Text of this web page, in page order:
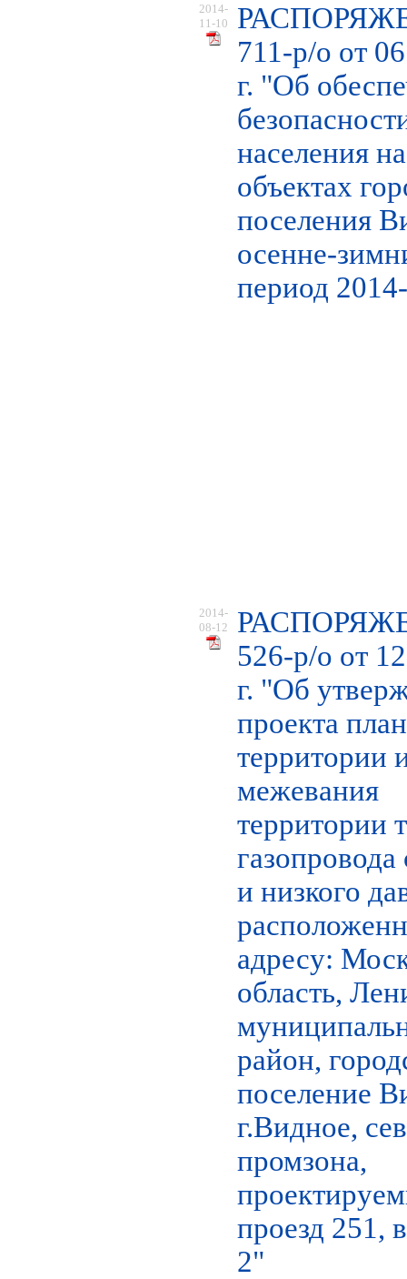
2014-
11-10
711-р/о от
г. "Об
населения
объектах
поселения
осенне-
период
2014-
08-12
526-р/о от
г. "Об
проекта
территории
межевания
территории
газопровода
и низкого
адресу:
область,
район,
поселение
г.Видное,
промзона,
проезд 251,
2"